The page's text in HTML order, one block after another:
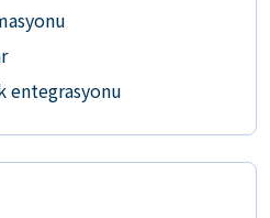
entegrasyonu